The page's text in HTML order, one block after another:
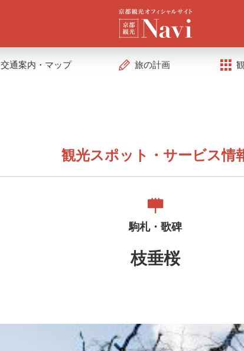
交通案内・マップ 旅の計画
観光スポット・サービス情
駒札・歌碑
枝垂桜